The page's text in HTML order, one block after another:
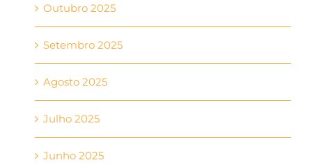
Outubro 2025
Setembro 2025
Agosto 2025
Julho 2025
Junho 2025